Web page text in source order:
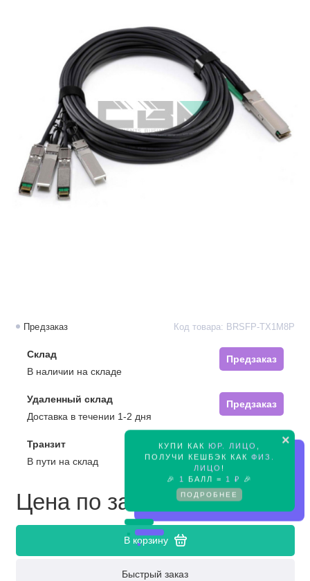
×
КУПИ КАК ЮР. ЛИЦО
ПОЛУЧИ КЕШБЭК КАК ФИЗ.
ЛИЦО !
🎉
1 БАЛЛ = 1 ₽ 🎉
ПОДРОБНЕЕ
Предзаказ Код товара: BRSFP-TX1M8P
Склад
Предзаказ
В наличии на складе
Удаленный склад
Предзаказ
Доставка в течении 1-2 дня
Транзит
Предзаказ
В пути на склад
Цена по запросу
В корзину
Быстрый заказ